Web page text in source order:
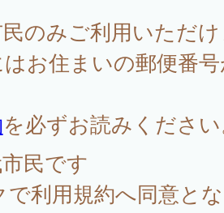
民のみご利用いただ
お住まいの郵便番
を必ずお読みくださ
民です
で利用規約へ同意と